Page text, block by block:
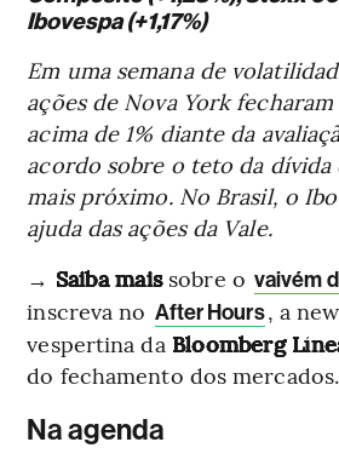
Ibovespa (+1,17%)
Em uma semana de
ações de Nova York
acima de 1% diante da
acordo sobre o teto da dívida
mais próximo. No Brasil, o
ajuda das ações da Vale.
→ Saiba maissobre o vaivém
inscreva no After Hours, a
vespertina da Bloomberg
do fechamento dos mercados.
Na agenda